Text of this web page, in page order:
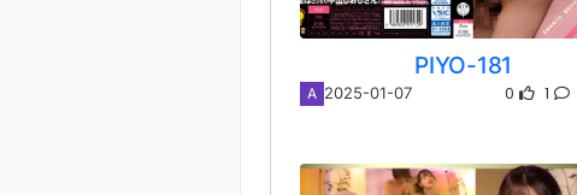
PIYO-181
A 2025-01-07 0 1